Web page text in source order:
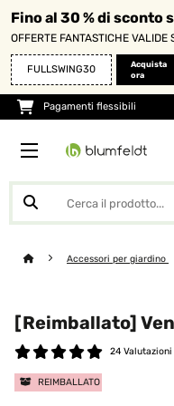
Fino al 30 % di
OFFERTE FANTASTICHE VALIDE
FULLSWING30
Acquista
ora
Pagamenti flessibili
Accessori per giardino
[Reimballato]
24 Valutazioni
REIMBALLATO